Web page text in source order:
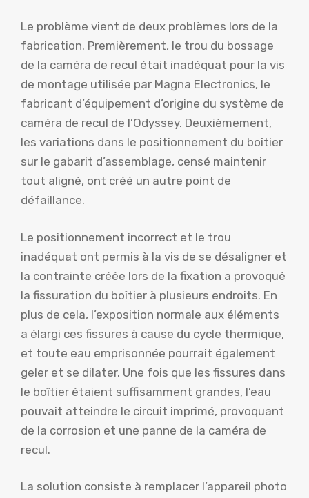
Le problème vient de deux problèmes lors de la
fabrication. Premièrement, le trou du bossage
de la caméra de recul était inadéquat pour la vis
de montage utilisée par Magna Electronics, le
fabricant d’équipement d’origine du système de
caméra de recul de l’Odyssey. Deuxièmement,
les variations dans le positionnement du boîtier
sur le gabarit d’assemblage, censé maintenir
tout aligné, ont créé un autre point de
défaillance.
Le positionnement incorrect et le trou
inadéquat ont permis à la vis de se désaligner et
la contrainte créée lors de la fixation a provoqué
la fissuration du boîtier à plusieurs endroits. En
plus de cela, l’exposition normale aux éléments
a élargi ces fissures à cause du cycle thermique,
et toute eau emprisonnée pourrait également
geler et se dilater. Une fois que les fissures dans
le boîtier étaient suffisamment grandes, l’eau
pouvait atteindre le circuit imprimé, provoquant
de la corrosion et une panne de la caméra de
recul.
La solution consiste à remplacer l’appareil photo